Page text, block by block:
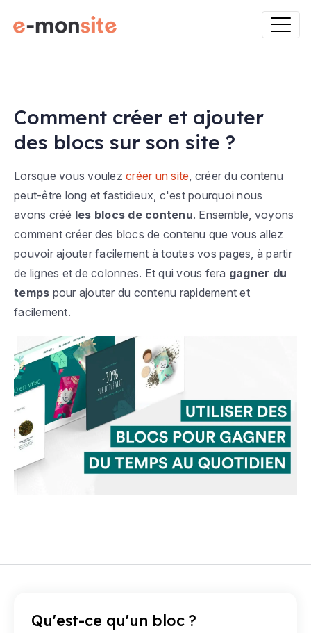
Comment créer et ajouter
des blocs sur son site ?
Lorsque vous voulez créer un site , créer du contenu
peut-être long et fastidieux, c'est pourquoi nous
avons créé les blocs de contenu. Ensemble, voyons
comment créer des blocs de contenu que vous allez
pouvoir ajouter facilement à toutes vos pages, à partir
de lignes et de colonnes. Et qui vous fera gagner du
temps pour ajouter du contenu rapidement et
facilement.
Qu'est-ce qu'un bloc ?